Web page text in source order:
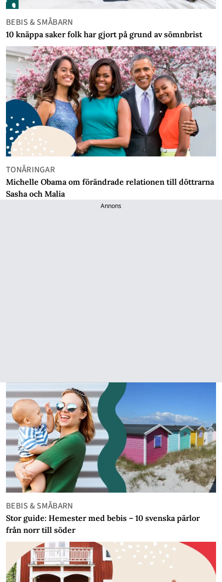
BEBIS & SMÅBARN
10 knäppa saker folk har gjort på grund av sömnbrist
TONÅRINGAR
Michelle Obama om förändrade relationen till döttrarna
Sasha och Malia
Annons
BEBIS & SMÅBARN
Stor guide: Hemester med bebis – 10 svenska pärlor
från norr till söder